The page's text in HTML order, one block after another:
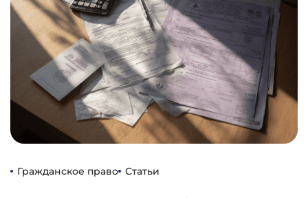
Гражданское право Статьи